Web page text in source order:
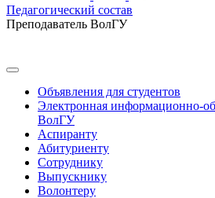
Педагогический состав
Преподаватель ВолГУ
Объявления для студентов
Электронная информационно-
ВолГУ
Аспиранту
Абитуриенту
Сотруднику
Выпускнику
Волонтеру